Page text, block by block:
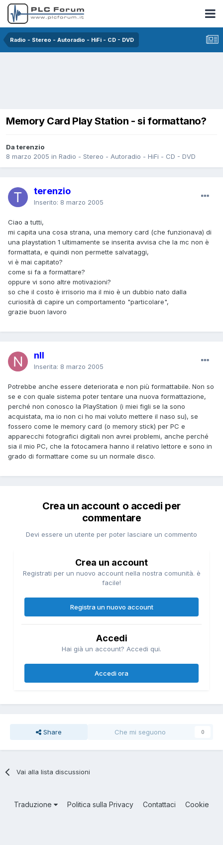
Radio - Stereo - Autoradio - HiFi - CD - DVD
Memory Card Play Station - si formattano?
Da terenzio
8 marzo 2005 in Radio - Stereo - Autoradio - HiFi - CD - DVD
terenzio
Inserito: 8 marzo 2005
Ciao a tutti,
mi capita una cosa strana, una memory card (che funzionava) di
una playstation 1 ultimamente se inserita avvisa che la mc non è
formattata, e quindi non permette salvataggi,
vi è mai capitato?
come si fa a formattare?
oppure vi sono altre motivazioni?
so che il costo è irrisorio ma il mio è un dubbio nato dalla
curiosità di capire un comportamento "particolare",
grazie buon lavoro
nll
Inserita: 8 marzo 2005
Potrebbe anche essere deteriorata e non più formattabile. Non so
se e con quale sistema poter tentare una nuova formattazione,
perché non conosco la PlayStation (i miei figli se la sono
acquistata, ma io non ci ho mai voluto mettere il naso su), se
fossero come le memory card (o memory stick) per PC e
apparecchi fotografici digitali non avrei problemi, anche perché
sia il mio PC, che la fotocamera hanno il relativo lettore e sono in
grado di formattare come su un normale disco.
Crea un account o accedi per
commentare
Devi essere un utente per poter lasciare un commento
Crea un account
Registrati per un nuovo account nella nostra comunità. è
facile!
Registra un nuovo account
Accedi
Hai già un account? Accedi qui.
Accedi ora
Share Che mi seguono 0
Vai alla lista discussioni
Traduzione Politica sulla Privacy Contattaci Cookie